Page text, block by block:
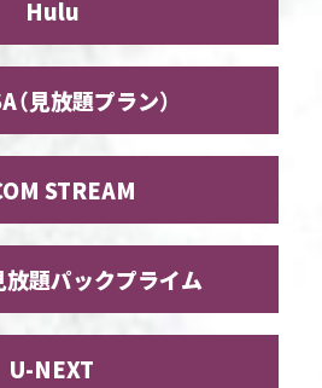
Hulu
（見放題プラン）
STREAM
放題パックプライム
U-NEXT